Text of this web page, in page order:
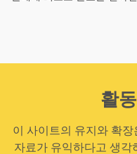
활
이 사이트의 유지와 확
자료가 유익하다고 생각